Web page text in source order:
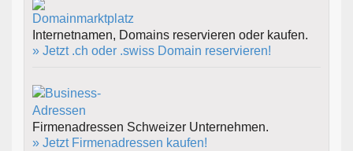
Internetnamen, Domains reservieren oder kaufen.
» Jetzt .ch oder .swiss Domain reservieren!
Firmenadressen Schweizer Unternehmen.
» Jetzt Firmenadressen kaufen!